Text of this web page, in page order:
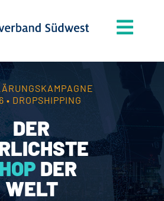
• DROPSHIPPING
DER
DER
WELT